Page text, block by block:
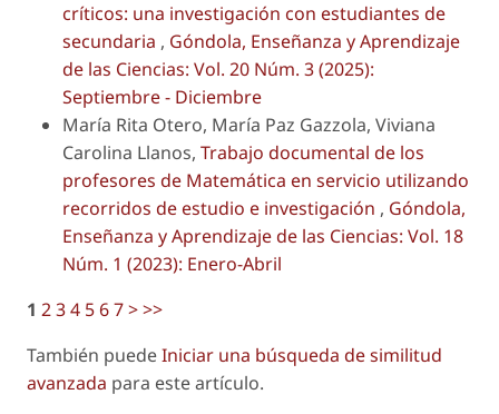
críticos: una investigación con estudiantes de
secundaria , Góndola, Enseñanza y Aprendizaje
de las Ciencias: Vol. 20 Núm. 3 (2025):
Septiembre - Diciembre
María Rita Otero, María Paz Gazzola, Viviana
Carolina Llanos, Trabajo documental de los
profesores de Matemática en servicio utilizando
recorridos de estudio e investigación , Góndola,
Enseñanza y Aprendizaje de las Ciencias: Vol. 18
Núm. 1 (2023): Enero-Abril
1 234 567>>>
También puedeIniciar una búsqueda de similitud
avanzada para este artículo.